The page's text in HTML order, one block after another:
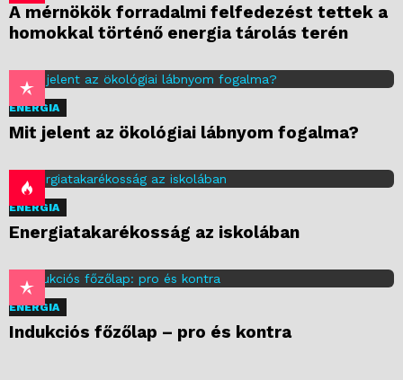
A mérnökök forradalmi felfedezést tettek a
homokkal történő energia tárolás terén
ENERGIA
Mit jelent az ökológiai lábnyom fogalma?
ENERGIA
Energiatakarékosság az iskolában
ENERGIA
Indukciós főzőlap – pro és kontra